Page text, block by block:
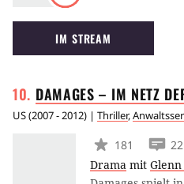
Strafe sitzt er ab,
Beweise vorlegt,
schafft, seine
Dollar
IM STREAM
DAMAGES – IM NETZ
US(2007 - 2012) | Thriller,
181
22
Drama mit Glenn